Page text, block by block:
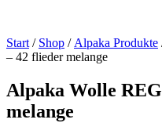
Start / Shop / Alpaka Produkte
– 42 flieder melange
Alpaka Wolle
melange